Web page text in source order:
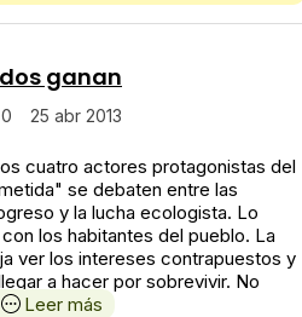
ganan
0 25 abr 2013
cuatro actores protagonistas del
se debaten entre las
y la lucha ecologista. Lo
los habitantes del pueblo. La
ver los intereses contrapuestos y
a hacer por sobrevivir. No
Leer más